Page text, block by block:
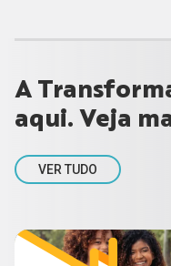
A
aqui. Veja
VER TUDO